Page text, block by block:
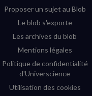
Proposer un sujet au Blob
Le blob s'exporte
Les archives du blob
Mentions légales
Politique de confidentialité
d'Universcience
Utilisation des cookies